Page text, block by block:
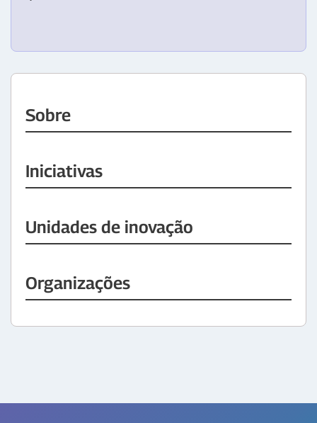
Sobre
Iniciativas
Unidades de inovação
Organizações